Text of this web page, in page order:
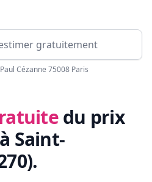
Cézanne 75008 Paris
du prix
Saint-
.